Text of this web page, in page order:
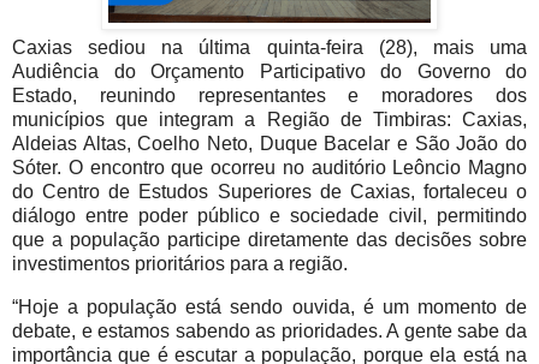
Caxias sediou na última quinta-feira (28), mais uma
Audiência do Orçamento Participativo do Governo do
Estado, reunindo representantes e moradores dos
municípios que integram a Região de Timbiras: Caxias,
Aldeias Altas, Coelho Neto, Duque Bacelar e São João do
Sóter. O encontro que ocorreu no auditório Leôncio Magno
do Centro de Estudos Superiores de Caxias, fortaleceu o
diálogo entre poder público e sociedade civil, permitindo
que a população participe diretamente das decisões sobre
investimentos prioritários para a região.
“Hoje a população está sendo ouvida, é um momento de
debate, e estamos sabendo as prioridades. A gente sabe da
importância que é escutar a população, porque ela está na